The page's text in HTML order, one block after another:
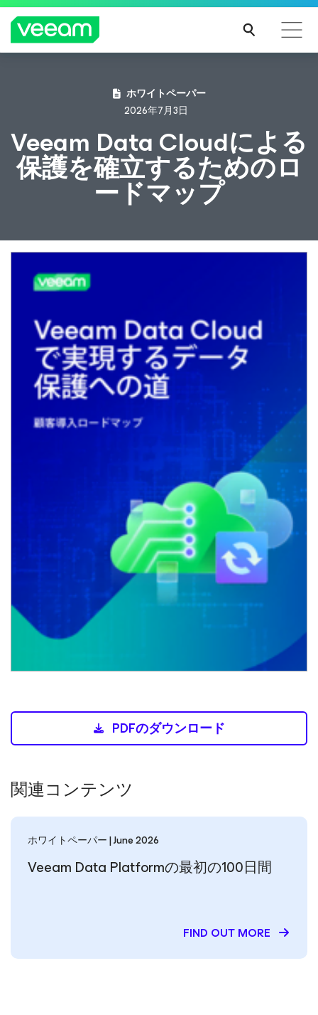
CrowdStrikeのコンテンツ更新によって影響を受け
るお客様向けのVeeamのガイダンス
を読
む
ホワイトペーパー
2026年7月3日
Veeam Data Cloudによる
保護を確立するためのロ
ードマップ
PDFのダウンロード
関連コンテンツ
ホワイトペーパー | June 2026
Veeam Data Platformの最初の100日間
FIND OUT MORE